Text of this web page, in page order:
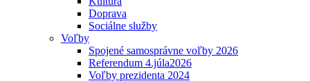
Doprava
Sociálne služby
Voľby
Spojené samosprávne voľby 2026
Referendum 4.júla2026
Voľby prezidenta 2024